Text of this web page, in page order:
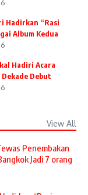
Hadirkan “Rasi
Album Kedua
Hadiri Acara
Debut
View All
Penembakan
Jadi 7 orang